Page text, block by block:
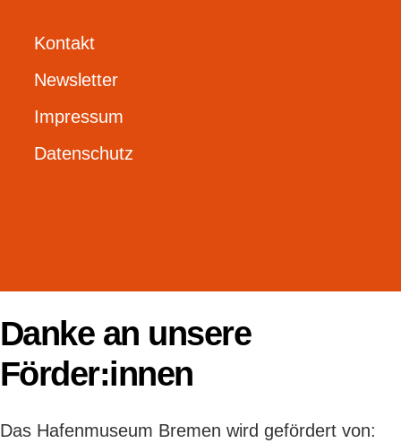
Kontakt
Newsletter
Impressum
Datenschutz
Danke an unsere
Förder:innen
Das Hafenmuseum Bremen wird gefördert von: